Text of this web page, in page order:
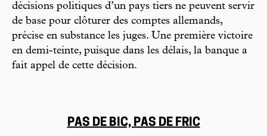
décisions politiques d’un pays tiers ne peuvent servir
de base pour clôturer des comptes allemands,
précise en substance les juges. Une première victoire
en demi-teinte, puisque dans les délais, la banque a
fait appel de cette décision.
PAS DE BIC, PAS DE FRIC